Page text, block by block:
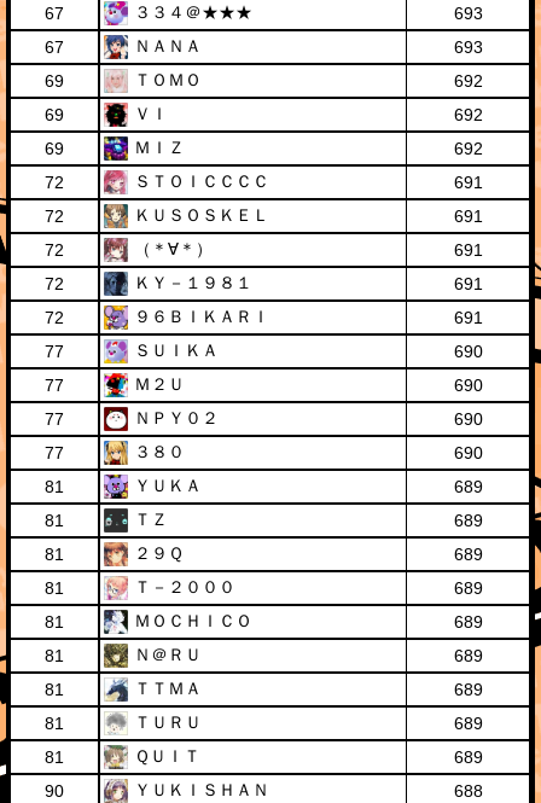
67
３３４＠★★★
693
67
ＮＡＮＡ
693
69
ＴＯＭＯ
692
69
ＶＩ
692
69
ＭＩＺ
692
72
ＳＴＯＩＣＣＣＣ
691
72
ＫＵＳＯＳＫＥＬ
691
72
（＊∀＊）
691
72
ＫＹ－１９８１
691
72
９６ＢＩＫＡＲＩ
691
77
ＳＵＩＫＡ
690
77
Ｍ２Ｕ
690
77
ＮＰＹ０２
690
77
３８０
690
81
ＹＵＫＡ
689
81
ＴＺ
689
81
２９Ｑ
689
81
Ｔ－２０００
689
81
ＭＯＣＨＩＣＯ
689
81
Ｎ＠ＲＵ
689
81
ＴＴＭＡ
689
81
ＴＵＲＵ
689
81
ＱＵＩＴ
689
90
ＹＵＫＩＳＨＡＮ
688